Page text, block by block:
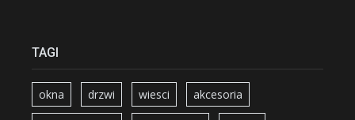
TAGI
okna drzwi wiesci akcesoria